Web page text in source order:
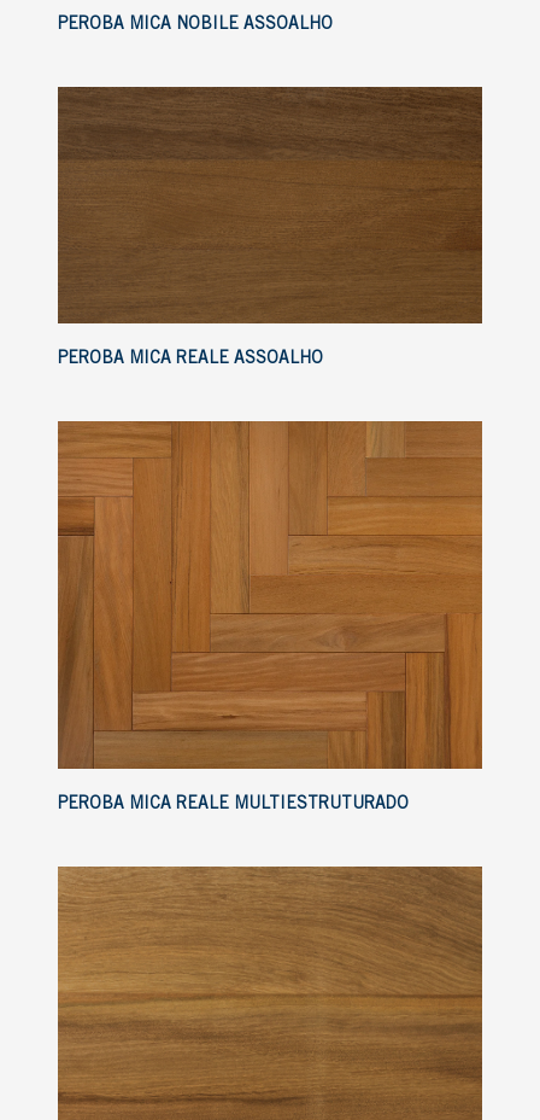
PEROBA MICA NOBILE ASSOALHO
PEROBA MICA REALE ASSOALHO
PEROBA MICA REALE MULTIESTRUTURADO